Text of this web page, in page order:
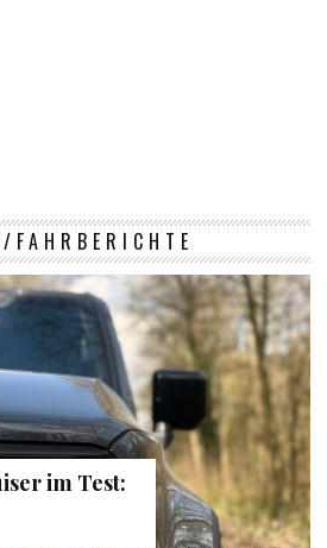
FAHRBERICHTE
im Test: